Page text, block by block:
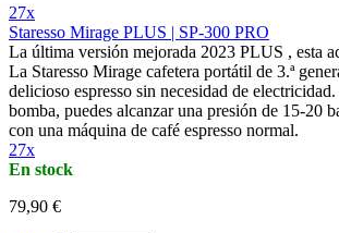
27x
Staresso Mirage PLUS | SP-300 PRO
La última versión mejorada 2023 PLUS , esta
La Staresso Mirage cafetera portátil de 3.ª
delicioso espresso sin necesidad de
bomba, puedes alcanzar una presión de 15-20
con una máquina de café espresso normal.
27x
En stock
79,90 €